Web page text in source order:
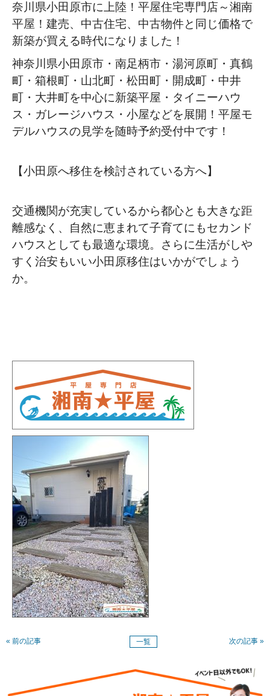
奈川県小田原市に上陸！平屋住宅専門店～湘南
平屋！建売、中古住宅、中古物件と同じ価格で
新築が買える時代になりました！
神奈川県小田原市・南足柄市・湯河原町・真鶴
町・箱根町・山北町・松田町・開成町・中井
町・大井町を中心に新築平屋・タイニーハウ
ス・ガレージハウス・小屋などを展開！平屋モ
デルハウスの見学を随時予約受付中です！
【小田原へ移住を検討されている方へ】
交通機関が充実しているから都心とも大きな距
離感なく、自然に恵まれて子育てにもセカンド
ハウスとしても最適な環境。さらに生活がしや
すく治安もいい小田原移住はいかがでしょう
か。
« 前の記事 一覧 次の記事 »